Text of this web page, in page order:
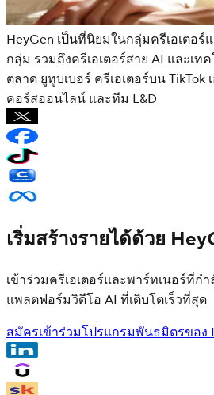
HeyGen เป็นที่นิยมในกลุ่มครีเอเตอ
กลุ่ม รวมถึงครีเอเตอร์สาย AI และเท
ตลาด ยูทูบเบอร์ ครีเอเตอร์บน TikTok
คอร์สออนไลน์ และทีม L&D
เริ่มสร้างรายได้ด้วย
เข้าร่วมครีเอเตอร์และพาร์ทเนอร์ที่ก
แพลตฟอร์มวิดีโอ AI ที่เติบโตเร็วที่สุด
สมัครเข้าร่วมโปรแกรมพันธมิตรของ